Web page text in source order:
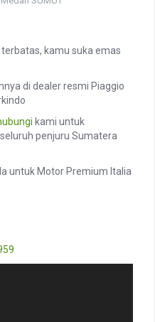
kamu suka emas
di dealer resmi Piaggio
kami untuk
penjuru Sumatera
untuk Motor Premium Italia